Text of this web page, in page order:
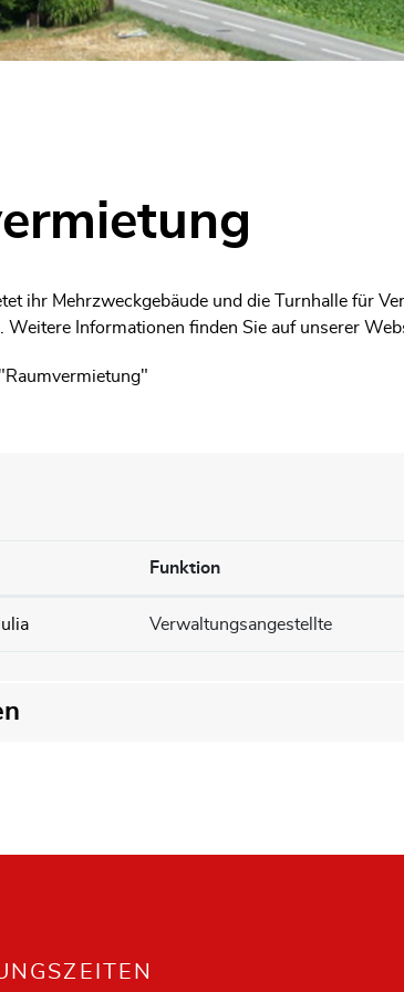
ihr Mehrzweckgebäude und die Turnhalle für
Weitere Informationen finden Sie auf unserer
Funktion
Verwaltungsangestellte